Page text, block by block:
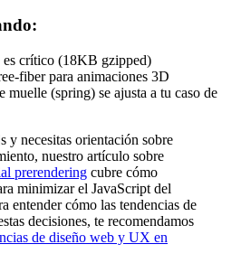
es crítico (18KB gzipped)
fiber para animaciones 3D
muelle (spring) se ajusta a tu caso de
y necesitas orientación sobre
nuestro artículo sobre
prerendering cubre cómo
minimizar el JavaScript del
entender cómo las tendencias de
decisiones, te recomendamos
de diseño web y UX en